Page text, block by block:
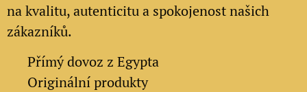
na kvalitu, autenticitu a spokojenost našich
zákazníků.
Přímý dovoz z Egypta
Originální produkty